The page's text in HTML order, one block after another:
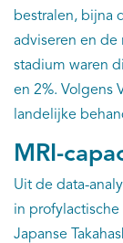
bestralen, bijna
adviseren en de
stadium waren
en 2%. Volgens
landelijke
MRI-
Uit de data-
in
Japanse